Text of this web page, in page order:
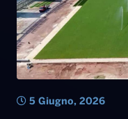
5 Giugno, 2026